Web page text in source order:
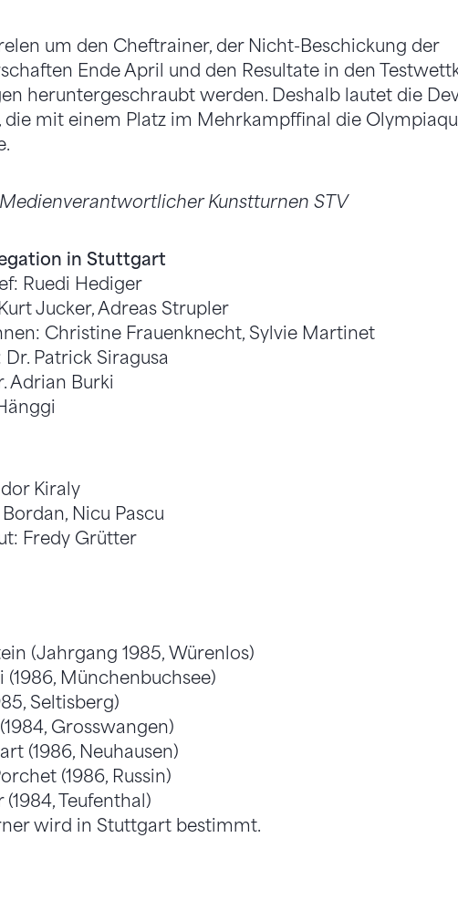
um den Cheftrainer, der Nicht-Beschickung der
Ende April und den Resultate in den
heruntergeschraubt werden. Deshalb lautet die
die mit einem Platz im Mehrkampffinal die
Kunstturnen STV
in Stuttgart
Ruedi Hediger
Jucker, Adreas Strupler
Christine Frauenknecht, Sylvie Martinet
Dr. Patrick Siragusa
Adrian Burki
Kiraly
Nicu Pascu
Fredy Grütter
(Jahrgang 1985, Würenlos)
(1986, Münchenbuchsee)
Seltisberg)
Grosswangen)
(1986, Neuhausen)
(1986, Russin)
Teufenthal)
wird in Stuttgart bestimmt.